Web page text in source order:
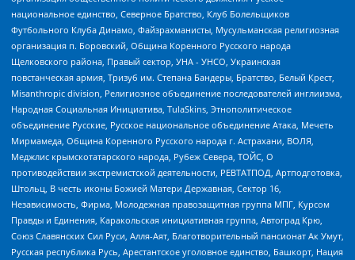
национальное единство, Северное Братство, Клуб Болельщиков
Футбольного Клуба Динамо, Файзрахманисты, Мусульманская религиозная
организация п. Боровский, Община Коренного Русского народа
Щелковского района, Правый сектор, УНА - УНСО, Украинская
повстанческая армия, Тризуб им. Степана Бандеры, Братство, Белый Крест,
Misanthropic division, Религиозное объединение последователей инглиизма,
Народная Социальная Инициатива, TulaSkins, Этнополитическое
объединение Русские, Русское национальное объединение Атака, Мечеть
Мирмамеда, Община Коренного Русского народа г. Астрахани, ВОЛЯ,
Меджлис крымскотатарского народа, Рубеж Севера, ТОЙС, О
противодействии экстремистской деятельности, РЕВТАТПОД, Артподготовка,
Штольц, В честь иконы Божией Матери Державная, Сектор 16,
Независимость, Фирма, Молодежная правозащитная группа МПГ, Курсом
Правды и Единения, Каракольская инициативная группа, Автоград Крю,
Союз Славянских Сил Руси, Алля-Аят, Благотворительный пансионат Ак Умут,
Русская республика Русь, Арестантское уголовное единство, Башкорт, Нация